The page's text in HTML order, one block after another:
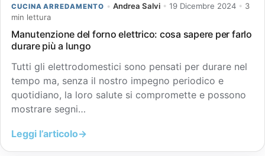
CUCINA ARREDAMENTO • Andrea Salvi • 19 Dicembre 2024 • 3
min lettura
Manutenzione del forno elettrico: cosa sapere per farlo
durare più a lungo
Tutti gli elettrodomestici sono pensati per durare nel
tempo ma, senza il nostro impegno periodico e
quotidiano, la loro salute si compromette e possono
mostrare segni…
Leggi l’articolo→